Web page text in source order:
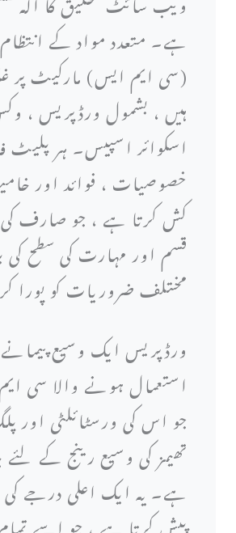
ہے۔ متعدد مواد کے
(سی ایم ایس) مارکیٹ پر
ہیں ، بشمول ورڈپریس ،
اسکوائر اسپیس۔ ہر پلیٹ
خصوصیات ، فوائد اور
کش کرتا ہے ، جو صارف
قسم اور مہارت کی سطح کی
مختلف ضروریات کو پورا
ورڈپریس ایک وسیع
استعمال ہونے والا سی
جو اس کی ورسٹائلٹی اور
تھیمز کی وسیع رینج کے لئے
ہے۔ یہ ایک اعلی درجے
پیش کرتا ہے ، جو اسے